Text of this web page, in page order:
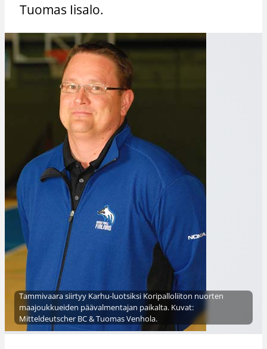
Tuomas Iisalo.
Tammivaara siirtyy Karhu-luotsiksi Koripalloliiton nuorten
maajoukkueiden päävalmentajan paikalta. Kuvat:
Mitteldeutscher BC & Tuomas Venhola.